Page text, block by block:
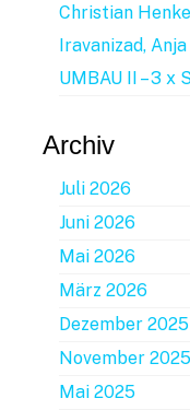
Christian
Iravanizad,
UMBAU II – 3 x
Archiv
Juli 2026
Juni 2026
Mai 2026
März 2026
Dezember 2025
November 2025
Mai 2025